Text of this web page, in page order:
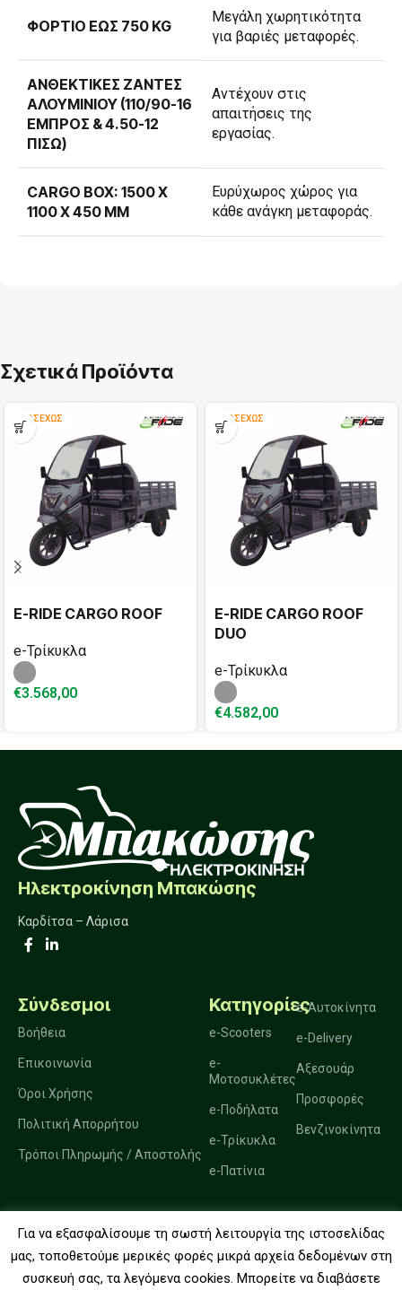
ΦΟΡΤΊΟ ΈΩΣ 750 KG
Μεγάλη χωρητικότητα
για βαριές μεταφορές.
ΑΝΘΕΚΤΙΚΈΣ ΖΆΝΤΕΣ
ΑΛΟΥΜΙΝΊΟΥ (110/90-16
ΕΜΠΡΌΣ & 4.50-12
ΠΊΣΩ)
Αντέχουν στις
απαιτήσεις της
εργασίας.
CARGO BOX: 1500 X
1100 X 450 MM
Ευρύχωρος χώρος για
κάθε ανάγκη μεταφοράς.
Σχετικά Προϊόντα
ΠΡΟΣΕΧΏΣ
E-RIDE CARGO ROOF
e-Τρίκυκλα
€3.568,00
ΠΡΟΣΕΧΏΣ
E-RIDE CARGO ROOF
DUO
e-Τρίκυκλα
€4.582,00
Ηλεκτροκίνηση Μπακώσης
Καρδίτσα – Λάρισα
Σύνδεσμοι
Βοήθεια
Επικοινωνία
Όροι Χρήσης
Πολιτική Απορρήτου
Τρόποι Πληρωμής / Αποστολής
Κατηγορίες
e-Scooters
e-
Μοτοσυκλέτες
e-Ποδήλατα
e-Τρίκυκλα
e-Πατίνια
e-Αυτοκίνητα
e-Delivery
Αξεσουάρ
Προσφορές
Βενζινοκίνητα
2025. Ηλεκτροκίνηση Μπακώσης.
Για να εξασφαλίσουμε τη σωστή λειτουργία της ιστοσελίδας
μας, τοποθετούμε μερικές φορές μικρά αρχεία δεδομένων στη
συσκευή σας, τα λεγόμενα cookies. Μπορείτε να διαβάσετε